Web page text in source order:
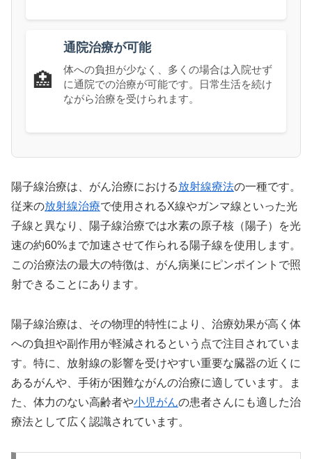
🏥
通院治療が可能
体への負担が少なく、多くの場合は入院せず
に通院での治療が可能です。日常生活を続け
ながら治療を受けられます。
陽子線治療は、がん治療における放射線療法の一種です。
従来の放射線治療で使用されるX線やガンマ線といった光
子線と異なり、陽子線治療では水素の原子核（陽子）を光
速の約60%まで加速させて作られる陽子線を使用します。
この治療法の最大の特徴は、がん病巣にピンポイントで照
射できることにあります。
陽子線治療は、その物理的特性により、治療効果が高く体
への負担や副作用が軽減されるという点で注目されていま
す。特に、放射線の影響を受けやすい重要な臓器の近くに
あるがんや、手術が困難ながんの治療に適しています。ま
た、体力のない高齢者や小児がんの患者さんにも適した治
療法として広く認識されています。